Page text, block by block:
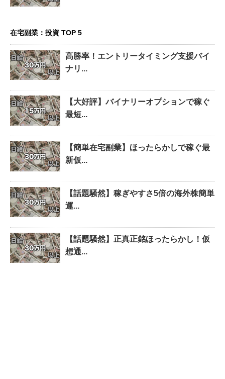
在宅副業：投資 TOP 5
高勝率！エントリータイミング支援バイ
ナリ...
【大好評】バイナリーオプションで稼ぐ
最短...
【簡単在宅副業】ほったらかしで稼ぐ最
新仮...
【話題騒然】稼ぎやすさ5倍の海外株簡単
運...
【話題騒然】正真正銘ほったらかし！仮
想通...